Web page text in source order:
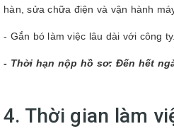
hàn, sửa chữa điện và vận hành
- Gắn bó làm việc lâu dài với công ty.
- Thời hạn nộp hồ sơ: Đến hết
4. Thời gian làm